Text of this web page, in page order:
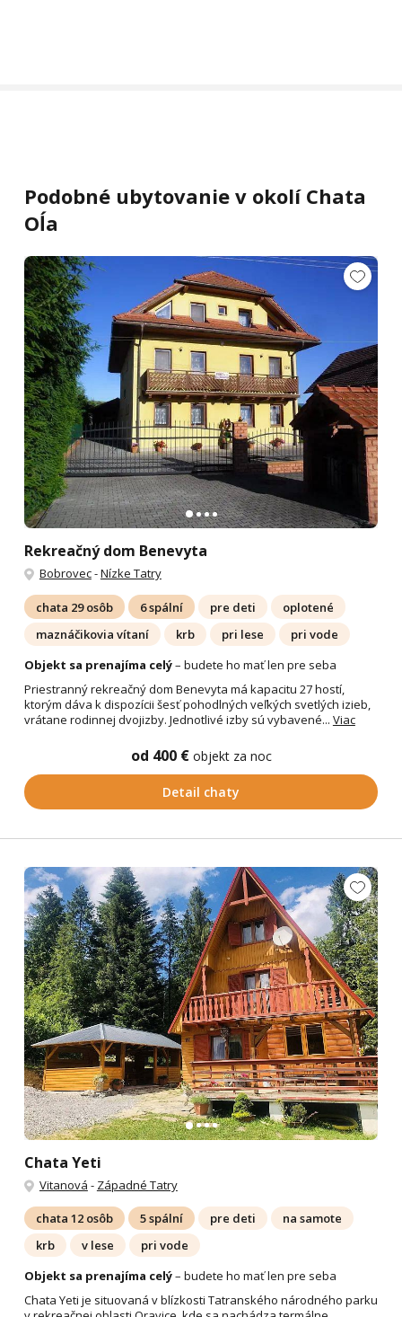
Podobné ubytovanie v okolí Chata
Oĺa
Rekreačný dom Benevyta
Bobrovec-Nízke Tatry
chata 29 osôb 6 spální pre deti
oplotené
maznáčikovia vítaní
krb pri lese
pri vode
Objekt sa prenajíma celý– budete ho mať len pre seba
Priestranný rekreačný dom Benevyta má kapacitu 27 hostí,
ktorým dáva k dispozícii šesť pohodlných veľkých svetlých izieb,
vrátane rodinnej dvojizby. Jednotlivé izby sú vybavené... Viac
od 400 € objekt za noc
Detail chaty
Chata Yeti
Vitanová - Západné Tatry
chata 12 osôb 5 spální pre deti
na samote
krb
v lese
pri vode
Objekt sa prenajíma celý– budete ho mať len pre seba
Chata Yeti je situovaná v blízkosti Tatranského národného parku